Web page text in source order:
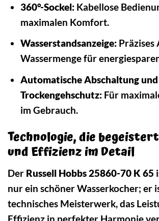
360°-Sockel:Kabellose
maximalen Komfort.
Wasserstandsanzeige:Präzises
Wassermenge für
Automatische Abschaltung und
Trockengehschutz:Für
im Gebrauch.
Technologie, die
und Effizienz im Detail
Der Russell Hobbs 25860-70 K 65
nur ein schöner Wasserkocher; er
technisches Meisterwerk, das